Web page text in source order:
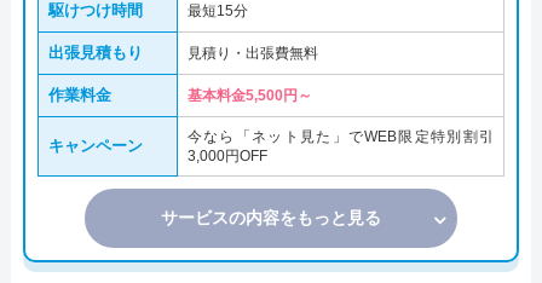
駆けつけ時間 最短15分
出張見積もり 見積り・出張費無料
作業料金 基本料金5,500円～
キャンペーン
今なら「ネット見た」でWEB限定特別割引
3,000円OFF
サービスの内容をもっと見る